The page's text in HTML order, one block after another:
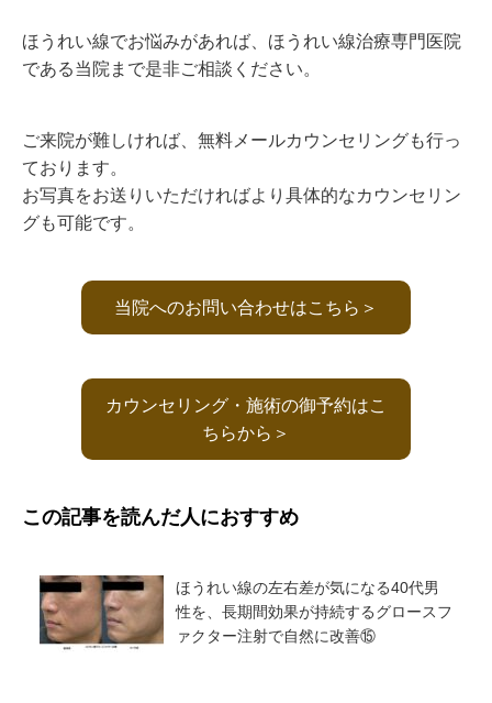
ほうれい線でお悩みがあれば、ほうれい線治療専門医院
である当院まで是非ご相談ください。
ご来院が難しければ、無料メールカウンセリングも行っ
ております。
お写真をお送りいただければより具体的なカウンセリン
グも可能です。
当院へのお問い合わせはこちら＞
カウンセリング・施術の御予約はこ
ちらから＞
この記事を読んだ人におすすめ
ほうれい線の左右差が気になる40代男
性を、長期間効果が持続するグロースフ
ァクター注射で自然に改善⑮